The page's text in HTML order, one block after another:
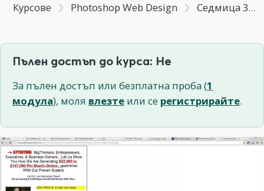
Курсове Photoshop Web Design Седмица 3 - Създаване на сайтове ЧАСТ I
Пълен достъп до курса: Не
За пълен достъп или безплатна проба (1
модула), моля влезте или се регистрирайте.